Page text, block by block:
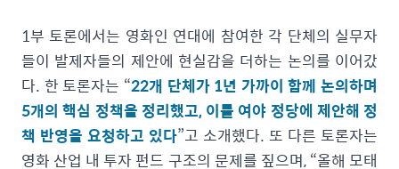
1부 토론에서는 영화인 연대에 참여한 각 단체의 실무자
들이 발제자들의 제안에 현실감을 더하는 논의를 이어갔
다. 한 토론자는 “22개 단체가 1년 가까이 함께 논의하며
5개의 핵심 정책을 정리했고, 이를 여야 정당에 제안해 정
책 반영을 요청하고 있다”고 소개했다. 또 다른 토론자는
영화 산업 내 투자 펀드 구조의 문제를 짚으며, “올해 모태